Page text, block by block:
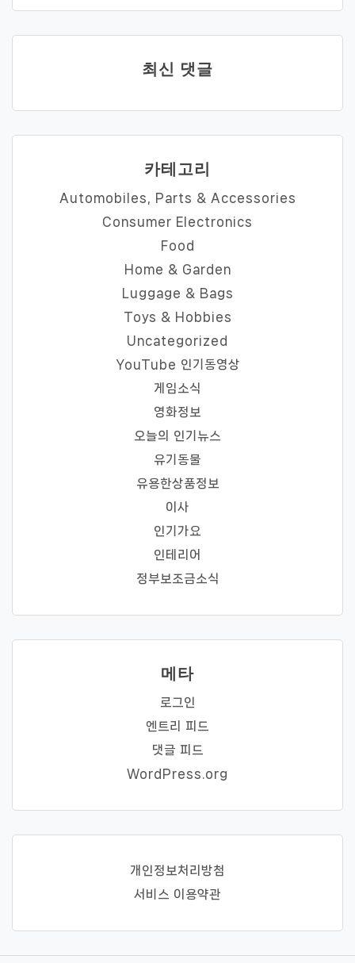
최신 댓글
카테고리
Automobiles, Parts & Accessories
Consumer Electronics
Food
Home & Garden
Luggage & Bags
Toys & Hobbies
Uncategorized
YouTube 인기동영상
게임소식
영화정보
오늘의 인기뉴스
유기동물
유용한상품정보
이사
인기가요
인테리어
정부보조금소식
메타
로그인
엔트리 피드
댓글 피드
WordPress.org
개인정보처리방첨
서비스 이용약관